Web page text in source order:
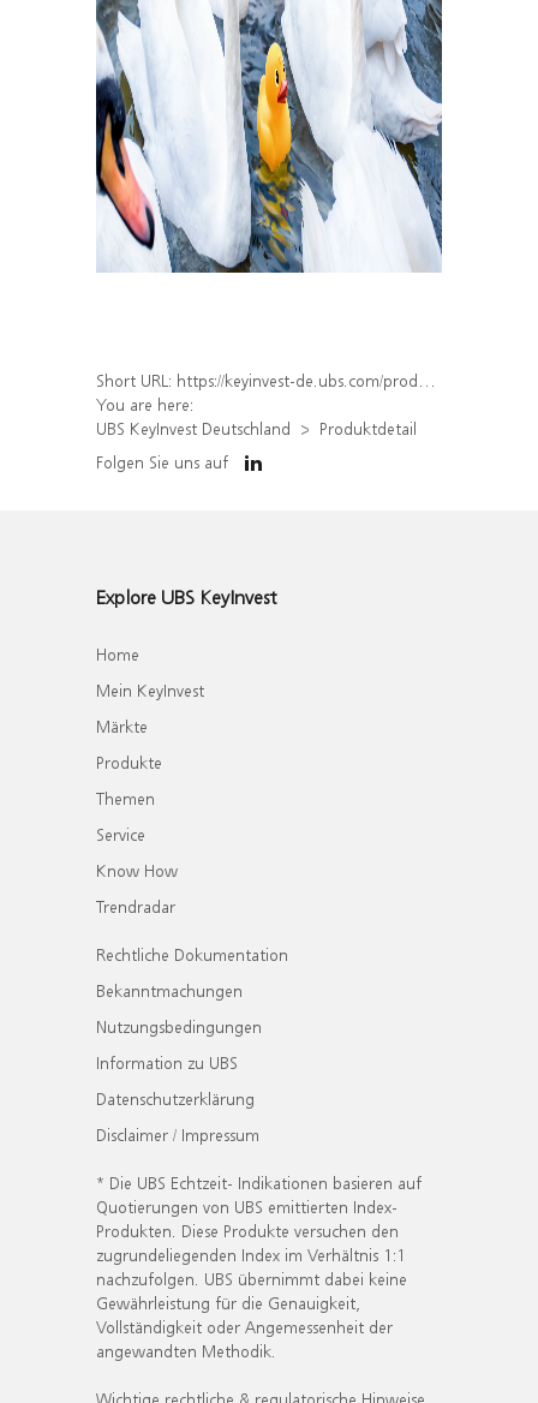
Short URL: https://keyinvest-de.ubs.com/produkt/detail/index/isin/DE000WA4DMQ8
You are here:
UBS KeyInvest Deutschland
Produktdetail
Folgen Sie uns auf
Explore UBS KeyInvest
Home
Mein KeyInvest
Märkte
Produkte
Themen
Service
Know How
Trendradar
Rechtliche Dokumentation
Bekanntmachungen
Nutzungsbedingungen
Information zu UBS
Datenschutzerklärung
Disclaimer / Impressum
* Die UBS Echtzeit- Indikationen basieren auf
Quotierungen von UBS emittierten Index-
Produkten. Diese Produkte versuchen den
zugrundeliegenden Index im Verhältnis 1:1
nachzufolgen. UBS übernimmt dabei keine
Gewährleistung für die Genauigkeit,
Vollständigkeit oder Angemessenheit der
angewandten Methodik.